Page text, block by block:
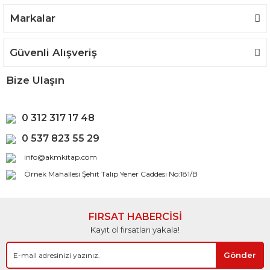
Markalar
Güvenli Alışveriş
Bize Ulaşın
0 312 317 17 48
0 537 823 55 29
info@akmkitap.com
Örnek Mahallesi Şehit Talip Yener Caddesi No:181/B
FIRSAT HABERCİSİ
Kayıt ol fırsatları yakala!
Gönder